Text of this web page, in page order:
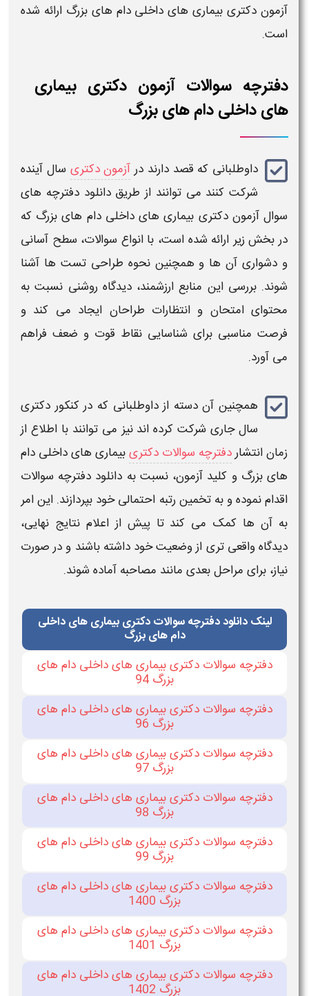
آزمون دکتری بیماری های داخلی دام های بزرگارائه شده
است.
دفترچه سوالات آزمون دکتری بیماری
های داخلی دام های بزرگ
داوطلبانی که قصد دارند درآزمون دکتری سال آینده
شرکت کنند می توانند از طریقدانلود دفترچه های
سوال آزمون دکتری بیماری های داخلی دام های بزرگ که
در بخش زیر ارائه شده است، با انواع سوالات، سطح آسانی
و دشواری آن‌ ها و همچنین نحوه طراحی تست‌ ها آشنا
شوند. بررسی این منابع ارزشمند، دیدگاه روشنی نسبت به
محتوای امتحان و انتظارات طراحان ایجاد می‌ کند و
فرصت مناسبی برای شناسایی نقاط قوت و ضعف فراهم
می‌ آورد.
همچنین آن دسته از داوطلبانی که در کنکور دکتری
سال جاری شرکت کرده اند نیز می توانند با اطلاع از
زمان انتشاردفترچه سوالات دکتریبیماری های داخلی دام
های بزرگ و کلید آزمون، نسبت به دانلود دفترچه سوالات
اقدام نمودهو به تخمین رتبه احتمالی خود بپردازند. این امر
به آن‌ ها کمک می‌ کند تا پیش از اعلام نتایج نهایی،
دیدگاه واقعی‌ تری از وضعیت خود داشته باشند و در صورت
نیاز، برای مراحل بعدی مانند مصاحبه آماده شوند.
لینک دانلود دفترچه سوالات دکتری بیماری های داخلی
دام های بزرگ
دفترچه سوالات دکتری بیماری های داخلی دام های
بزرگ 94
دفترچه سوالات دکتری بیماری های داخلی دام های
بزرگ 96
دفترچه سوالات دکتری بیماری های داخلی دام های
بزرگ 97
دفترچه سوالات دکتری بیماری های داخلی دام های
بزرگ 98
دفترچه سوالات دکتری بیماری های داخلی دام های
بزرگ 99
دفترچه سوالات دکتری بیماری های داخلی دام های
بزرگ 1400
دفترچه سوالات دکتری بیماری های داخلی دام های
بزرگ 1401
دفترچه سوالات دکتری بیماری های داخلی دام های
بزرگ 1402